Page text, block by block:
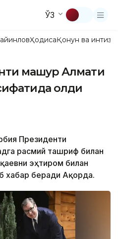
ЎЗ
ҲодисаҚонун ва
машҳур Алмати
олди
Президенти
расмий ташриф билан
эҳтиром билан
хабар беради Ақорда.